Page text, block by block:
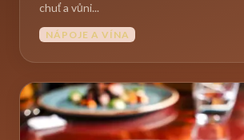
chuť a vůni...
NÁPOJE A VÍNA